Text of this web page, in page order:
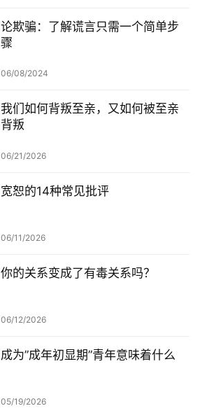
论欺骗：了解谎言只需一个简单步
骤
06/08/2024
我们如何背叛至亲，又如何被至亲
背叛
06/21/2026
宽恕的14种常见批评
06/11/2026
你的关系变成了有毒关系吗？
06/12/2026
成为”成年初显期”青年意味着什么
05/19/2026